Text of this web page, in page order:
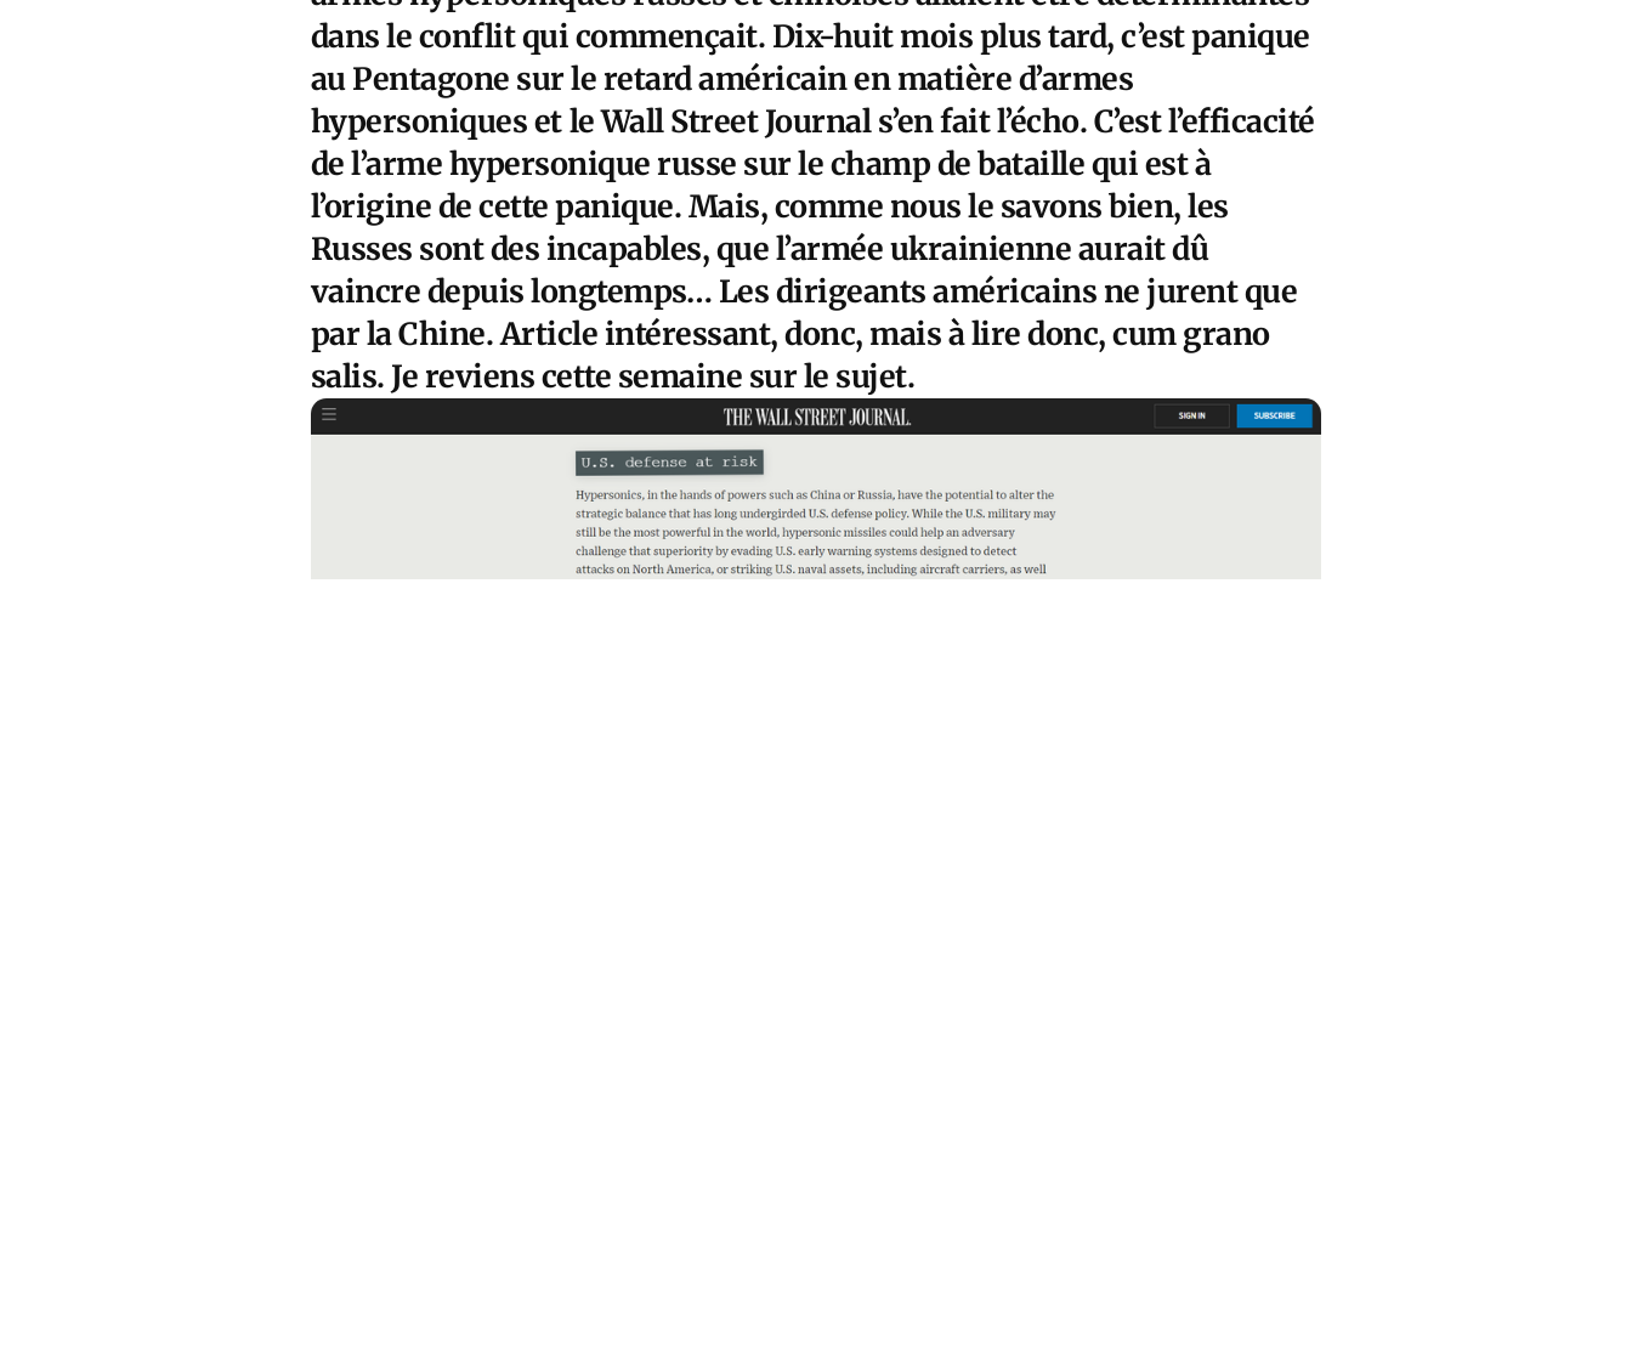
dans le conflit qui commençait. Dix-huit mois plus tard, c’est panique
au Pentagone sur le retard américain en matière d’armes
hypersoniques etle Wall Street Journal s’en fait l’écho. C’est l’efficacité
de l’arme hypersonique russe sur le champ de bataille qui est à
l’origine de cette panique. Mais, comme nous le savons bien, les
Russes sont des incapables, que l’armée ukrainienne aurait dû
vaincre depuis longtemps… Les dirigeants américains ne jurent que
par la Chine. Article intéressant, donc, mais à lire donc, cum grano
salis. Je reviens cette semaine sur le sujet.